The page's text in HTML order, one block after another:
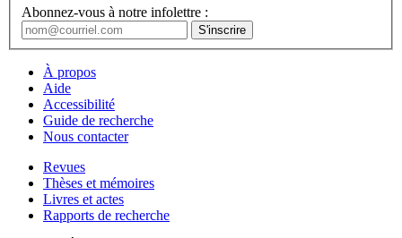
Abonnez-vous à notre infolettre :
À propos
Aide
Accessibilité
Guide de recherche
Nous contacter
Revues
Thèses et mémoires
Livres et actes
Rapports de recherche